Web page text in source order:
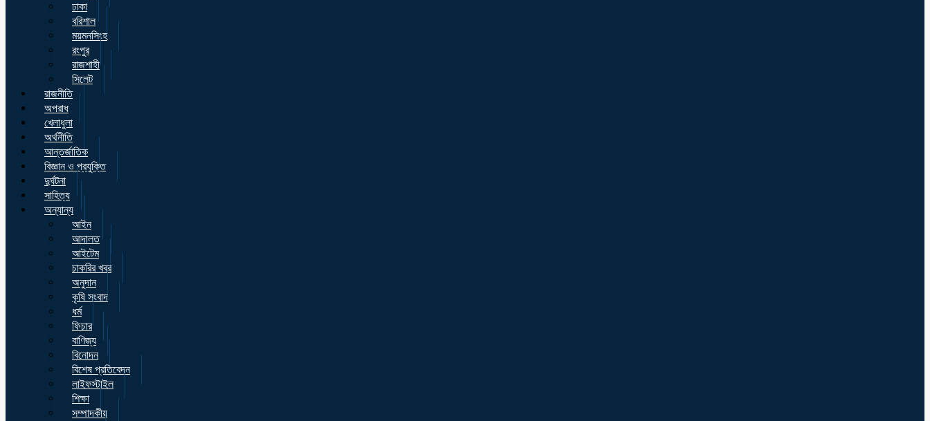
ঢাকা
বরিশাল
ময়মনসিংহ
রংপুর
রাজশাহী
সিলেট
রাজনীতি
অপরাধ
খেলাধুলা
অর্থনীতি
আন্তর্জাতিক
বিজ্ঞান ও প্রযুক্তি
দুর্ঘটনা
সাহিত্য
অন্যান্য
আইন
আদালত
আইটেম
চাকরির খবর
অনুদান
কৃষি সংবাদ
ধর্ম
ফিচার
বাণিজ্য
বিনোদন
বিশেষ প্রতিবেদন
লাইফস্টাইল
শিক্ষা
সম্পাদকীয়